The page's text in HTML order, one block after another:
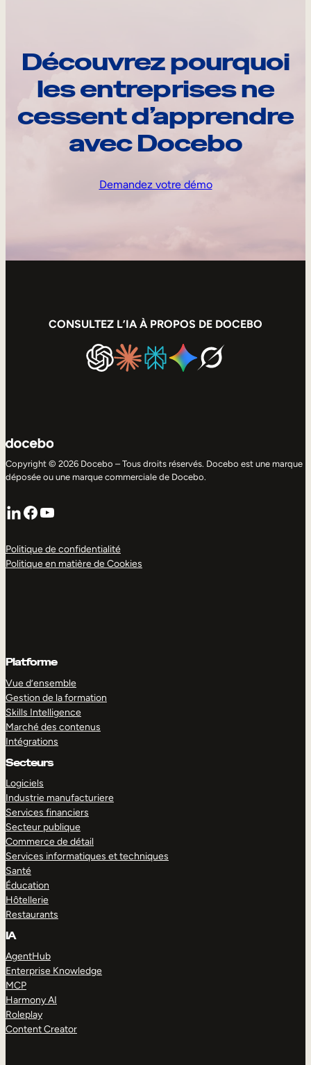
Découvrez pourquoi
les entreprises ne
cessent d’apprendre
avec Docebo
Demandez votre démo
CONSULTEZ L’IA À PROPOS DE DOCEBO
Copyright © 2026 Docebo – Tous droits réservés. Docebo est une marque
déposée ou une marque commerciale de Docebo.
LinkedIn
Facebook
YouTube
Politique de confidentialité
Politique en matière de Cookies
Platforme
Vue d’ensemble
Gestion de la formation
Skills Intelligence
Marché des contenus
Intégrations
Secteurs
Logiciels
Industrie manufacturiere
Services financiers
Secteur publique
Commerce de détail
Services informatiques et techniques
Santé
Éducation
Hôtellerie
Restaurants
IA
AgentHub
Enterprise Knowledge
MCP
Harmony AI
Roleplay
Content Creator